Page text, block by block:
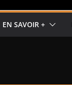
EN SAVOIR +